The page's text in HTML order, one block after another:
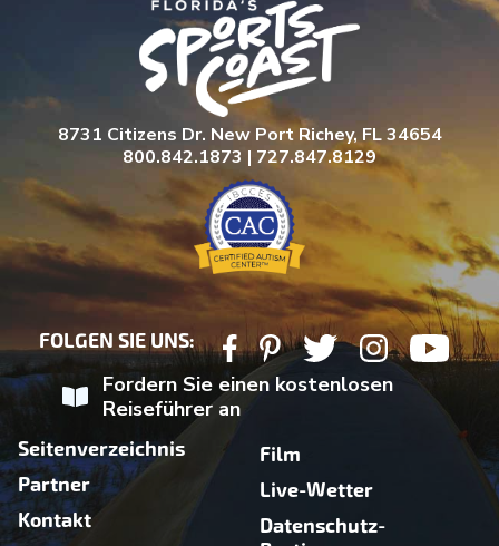
8731 Citizens Dr. New Port Richey, FL 34654
800.842.1873 | 727.847.8129
FOLGEN SIE UNS:
Fordern Sie einen kostenlosen
Reiseführer an
Seitenverzeichnis
Partner
Kontakt
Film
Live-Wetter
Datenschutz-